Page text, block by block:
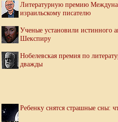
Литературную премию
израильскому писателю
Ученые установили истинного
Шекспиру
Нобелевская премия по
дважды
Ребенку снятся страшные сны: